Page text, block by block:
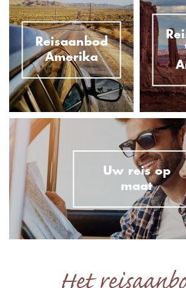
Reisaanbod
Amerika
Uw reis op
maat